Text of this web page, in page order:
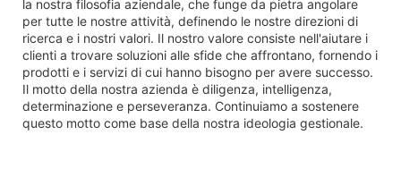
la nostra filosofia aziendale, che funge da pietra angolare
per tutte le nostre attività, definendo le nostre direzioni di
ricerca e i nostri valori. Il nostro valore consiste nell'aiutare i
clienti a trovare soluzioni alle sfide che affrontano, fornendo i
prodotti e i servizi di cui hanno bisogno per avere successo.
Il motto della nostra azienda è diligenza, intelligenza,
determinazione e perseveranza. Continuiamo a sostenere
questo motto come base della nostra ideologia gestionale.